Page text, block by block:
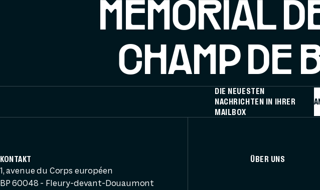
MÉMORIAL
CHAMP DE
DIE NEUESTEN
NACHRICHTEN IN IHRER
MAILBOX
KONTAKT
1, avenue du Corps européen
BP 60048 - Fleury-devant-Douaumont
ÜBER UNS